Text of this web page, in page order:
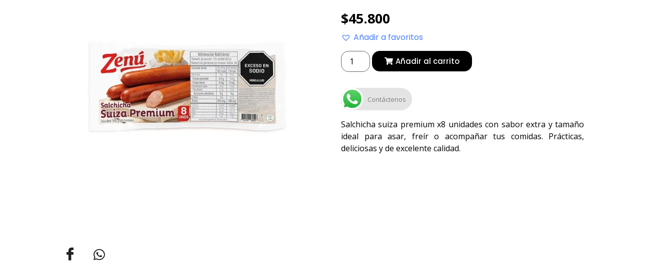
$45.800
Añadir a favoritos
Añadir al carrito
Contáctenos
Salchicha suiza premium x8 unidades con sabor extra y tamaño
ideal para asar, freír o acompañar tus comidas. Prácticas,
deliciosas y de excelente calidad.